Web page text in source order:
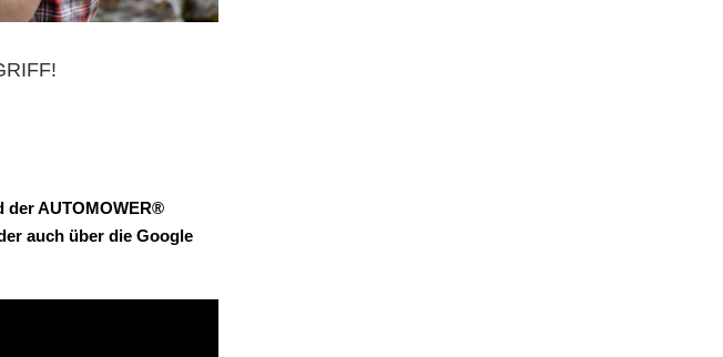
der AUTOMOWER®
auch über die Google